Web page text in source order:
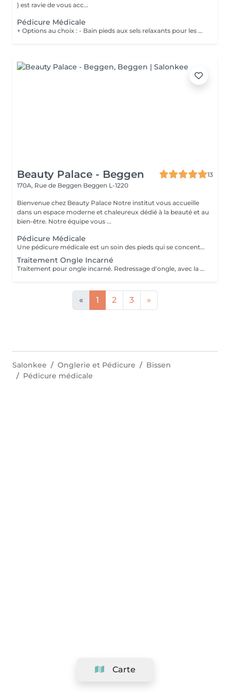
) est ravie de vous acc...
Pédicure Médicale
+ Options au choix : - Bain pieds aux sels relaxants pour les pieds fatigués et préparer les pieds au soin 20€ - Gommage pieds pour des pieds doux et hydratés 20€ - Massage des pieds 55 minutes 90€ Les soins de pédicurie médicale sont non seulement destinés à traiter les problèmes de pieds de manière curative mais également de manière préventive, en contribuant à votre confort lors de la marche ou de vos éventuelles activités sportives. Un soin régulier peut vous éviter des problèmes et des douleurs aux pieds dus à l'apparition de crevasses, durillons, cors, ... Vous devez néanmoins consulter sans attendre lorsque : Vous ressentez une gêne lors de la marche (n'attendez pas de ressentir de la douleur !) ; Vous constatez l'apparition de mycose, cor, callosité, il de perdrix ou ongle incarné, ...
Beauty Palace - Beggen
13
170A, Rue de Beggen Beggen L-1220
Bienvenue chez Beauty Palace Notre institut vous accueille
dans un espace moderne et chaleureux dédié à la beauté et au
bien-être. Notre équipe vous ...
Pédicure Médicale
Une pédicure médicale est un soin des pieds qui se concentre sur les problèmes spécifiques des pieds: *Ongles incarnés *Ongles courbes *Callosités *Cors *Durillons *Oeil de perdrix *Corne *Mycoses *Pieds d'athlète
Traitement Ongle Incarné
Traitement pour ongle incarné. Redressage d'ongle, avec la pose d'un "spange".
« 1 2 3 »
Carte
Salonkee Onglerie et Pédicure
Bissen
Pédicure médicale